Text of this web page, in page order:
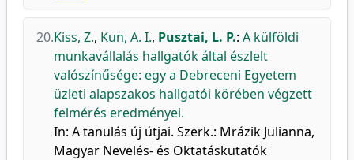
20.Kiss, Z., Kun, A. I., Pusztai, L. P.: A külföldi
munkavállalás hallgatók által észlelt
valószínűsége: egy a Debreceni Egyetem
üzleti alapszakos hallgatói körében végzett
felmérés eredményei.
In: A tanulás új útjai. Szerk.: Mrázik Julianna,
Magyar Nevelés- és Oktatáskutatók